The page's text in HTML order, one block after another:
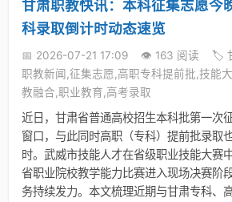
甘肃职教快讯：本科征集志愿今
科录取倒计时动态速览
📅 2026-07-21 17:09 👁️ 163 阅读
🏷️
职教新闻,征集志愿,高职专科提前批,技能
教融合,职业教育,高考录取
近日，甘肃省普通高校招生本科批第一次
窗口，与此同时高职（专科）提前批录取
时。武威市技能人才在省级职业技能大赛
省职业院校教学能力比赛进入现场决赛阶
务持续发力。本文梳理近期与甘肃专科、